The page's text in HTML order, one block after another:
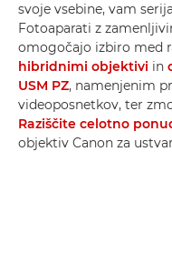
svoje vsebine, vam
Fotoaparati z
omogočajo izbiro med
hibridnimi objektivi in
USM PZ, namenjenim
videoposnetkov, ter
Raziščite celotno
objektiv Canon za